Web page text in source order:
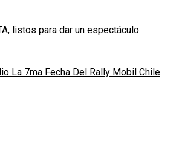
listos para dar un espectáculo
La 7ma Fecha Del Rally Mobil Chile